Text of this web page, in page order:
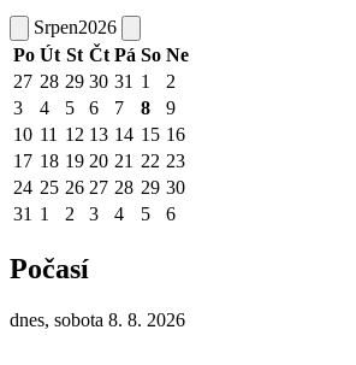
Srpen2026
Po Út St Čt Pá So Ne
27 28 29 30 31 1
2
3
4 5 6 7 8
9
10 11 12 13 14 15 16
17 18 19 20 21 22 23
24 25 26 27 28 29 30
31 1 2 3 4 5 6
Počasí
dnes, sobota 8. 8. 2026